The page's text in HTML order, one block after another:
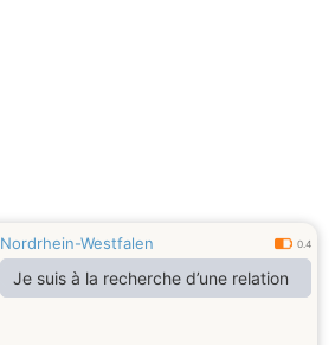
Nordrhein-Westfalen 0.4
Je suis à la recherche d’une relation